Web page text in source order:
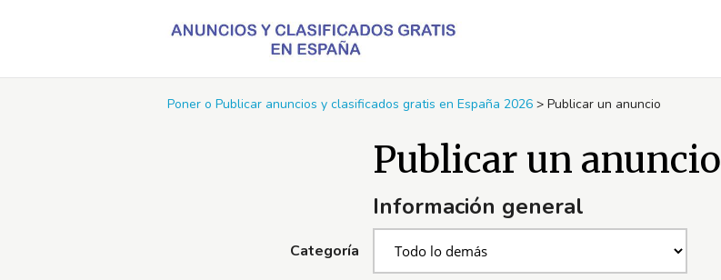
Poner o Publicar anuncios y clasificados gratis en España 2026 > Publicar un anuncio
Publicar un anuncio
Información general
Categoría